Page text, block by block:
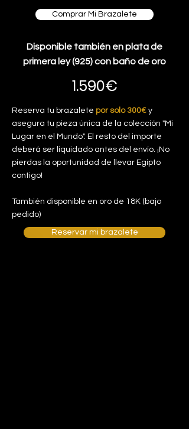
Comprar Mi Brazalete
Disponible también en plata de
primera ley (925) con baño de oro
1.590€
Reserva tu brazalete por solo 300€ y
asegura tu pieza única de la colección "Mi
Lugar en el Mundo". El resto del importe
deberá ser liquidado antes del envío. ¡No
pierdas la oportunidad de llevar Egipto
contigo!
También disponible en oro de 18K (bajo
pedido)
Reservar mi brazalete